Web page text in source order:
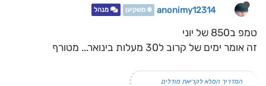
anonimy12314 ❄️ משקיען מנהל
טמפ ב850 של יוני
זה אומר ימים של קרוב ל30 מעלות בינואר... מטורף
המדריך המלא לקריאת מודלים